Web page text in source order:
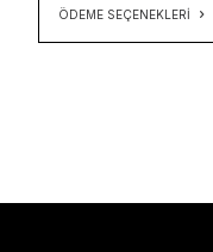
ÖDEME SEÇENEKLERI